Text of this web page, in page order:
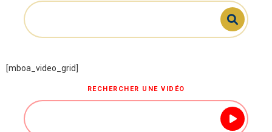
[mboa_video_grid]
RECHERCHER UNE VIDÉO